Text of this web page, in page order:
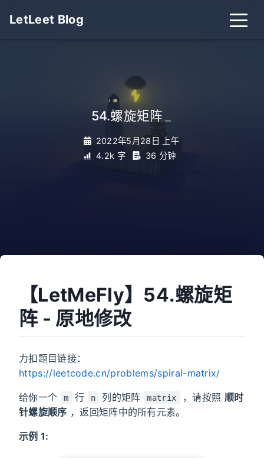
LetLeet Blog
54.螺旋矩阵
2022年5月28日 上午
4.2k 字
36 分钟
【LetMeFly】54.螺旋矩
阵 - 原地修改
力扣题目链接：
https://leetcode.cn/problems/spiral-matrix/
给你一个 m 行 n 列的矩阵 matrix ，请按照 顺时
针螺旋顺序 ，返回矩阵中的所有元素。
示例 1: